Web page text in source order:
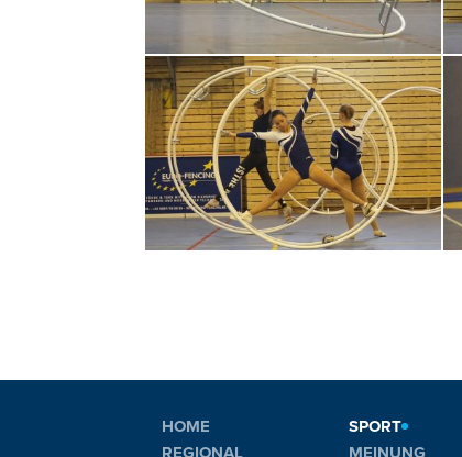
HOME
REGIONAL
SPORT
MEINUNG